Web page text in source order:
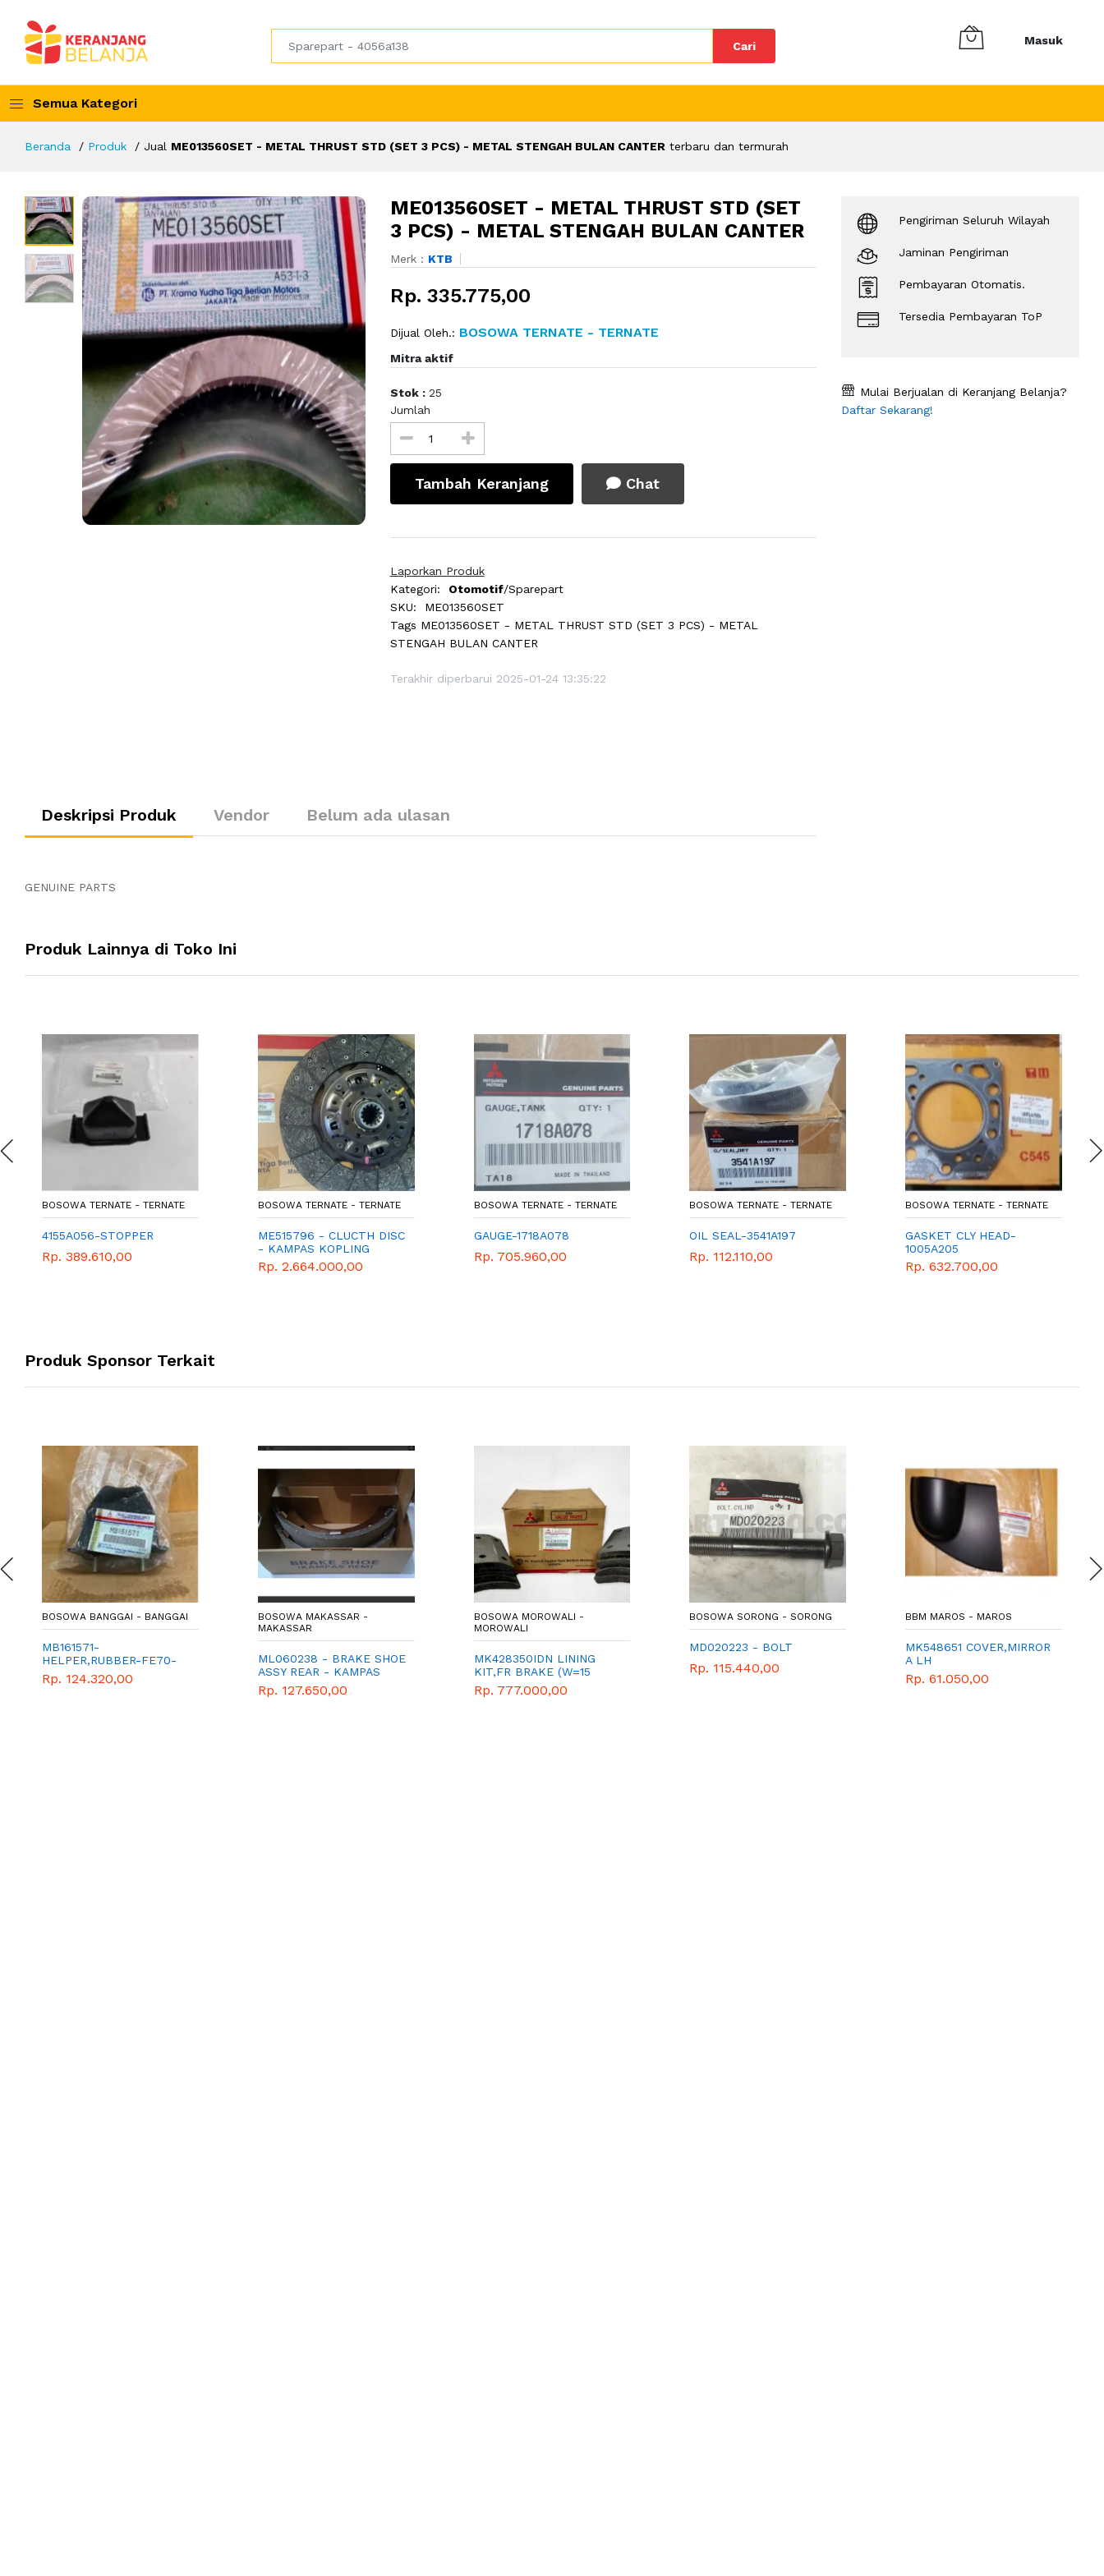
Cari Masuk
Semua Kategori
Beranda Produk Jual ME013560SET - METAL THRUST STD (SET 3 PCS) - METAL STENGAH BULAN CANTER terbaru dan termurah
ME013560SET - METAL THRUST STD (SET
3 PCS) - METAL STENGAH BULAN CANTER
Merk : KTB
Rp. 335.775,00
Dijual Oleh.: BOSOWA TERNATE - TERNATE
Mitra aktif
Stok : 25
Jumlah
Tambah Keranjang Chat
Laporkan Produk
Kategori:
Otomotif/Sparepart
SKU:
ME013560SET
Tags ME013560SET - METAL THRUST STD (SET 3 PCS) - METAL
STENGAH BULAN CANTER
Terakhir diperbarui 2025-01-24 13:35:22
Deskripsi Produk Vendor Belum ada ulasan
GENUINE PARTS
Pengiriman Seluruh Wilayah
Jaminan Pengiriman
Pembayaran Otomatis.
Tersedia Pembayaran ToP
Mulai Berjualan di Keranjang Belanja?
Daftar Sekarang!
Produk Lainnya di Toko Ini
BOSOWA TERNATE - TERNATE
4155A056-STOPPER
Rp. 389.610,00
BOSOWA TERNATE - TERNATE
ME515796 - CLUCTH DISC
- KAMPAS KOPLING
CANTER 125PS
Rp. 2.664.000,00
BOSOWA TERNATE - TERNATE
GAUGE-1718A078
Rp. 705.960,00
BOSOWA TERNATE - TERNATE
OIL SEAL-3541A197
Rp. 112.110,00
BOSOWA TERNATE - TERNATE
GASKET CLY HEAD-
1005A205
Rp. 632.700,00
Produk Sponsor Terkait
BOSOWA BANGGAI - BANGGAI
MB161571-
HELPER,RUBBER-FE70-
CANTER
Rp. 124.320,00
BOSOWA MAKASSAR -
MAKASSAR
ML060238 - BRAKE SHOE
ASSY REAR - KAMPAS
REM BELAKANG -
MITSUBISHI - GENUINE -
Rp. 127.650,00
BOSOWA MOROWALI -
MOROWALI
MK428350IDN LINING
KIT,FR BRAKE (W=15
Rp. 777.000,00
BOSOWA SORONG - SORONG
MD020223 - BOLT
Rp. 115.440,00
BBM MAROS - MAROS
MK548651 COVER,MIRROR
A LH
Rp. 61.050,00